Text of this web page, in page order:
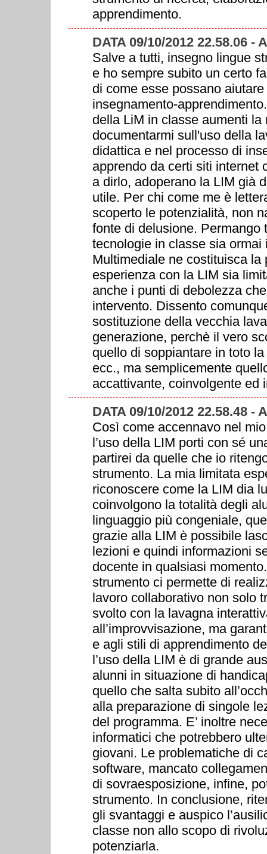
apprendimento.
DATA 09/10/2012 22.58.06 -
Salve a tutti, insegno lingue
e ho sempre subito un certo
di come esse possano
insegnamento-
della LiM in classe aumenti
documentarmi sull'uso della
didattica e nel processo di
apprendo da certi siti internet
a dirlo, adoperano la LIM già
utile. Per chi come me è
scoperto le potenzialità, non
fonte di delusione.
tecnologie in classe sia
Multimediale ne costituisca
esperienza con la LIM sia
anche i punti di debolezza
intervento. Dissento
sostituzione della vecchia
generazione, perchè il vero
quello di soppiantare in toto
ecc., ma semplicemente
accattivante, coinvolgente ed
DATA 09/10/2012 22.58.48 -
Così come accennavo nel
l’uso della LIM porti con sé
partirei da quelle che io
strumento. La mia limitata
riconoscere come la LIM dia
coinvolgono la totalità degli
linguaggio più congeniale,
grazie alla LIM è possibile
lezioni e quindi informazioni
docente in qualsiasi
strumento ci permette di
lavoro collaborativo non solo
svolto con la lavagna
all’improvvisazione, ma
e agli stili di apprendimento
l’uso della LIM è di grande
alunni in situazione di
quello che salta subito
alla preparazione di singole
del programma. E’ inoltre
informatici che potrebbero
giovani. Le problematiche di
software, mancato
di sovraesposizione, infine,
strumento. In conclusione,
gli svantaggi e auspico
classe non allo scopo di
potenziarla.